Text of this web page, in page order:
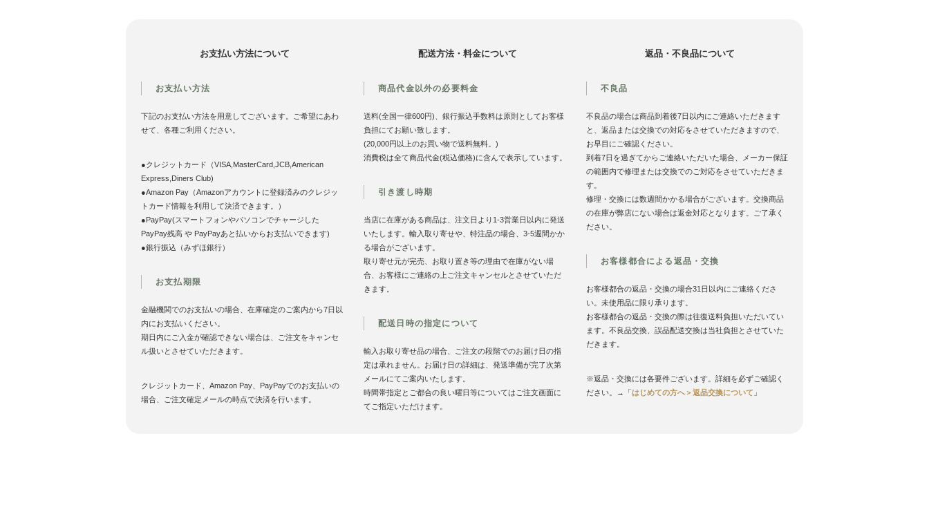
お支払い方法について
お支払い方法
下記のお支払い方法を用意してございます。ご希望にあわ
せて、各種ご利用ください。
●クレジットカード（VISA,MasterCard,JCB,American
Express,Diners Club)
●Amazon Pay（Amazonアカウントに登録済みのクレジッ
トカード情報を利用して決済できます。）
●PayPay(スマートフォンやパソコンでチャージした
PayPay残高 や PayPayあと払いからお支払いできます)
●銀行振込（みずほ銀行）
お支払期限
金融機関でのお支払いの場合、在庫確定のご案内から7日以
内にお支払いください。
期日内にご入金が確認できない場合は、ご注文をキャンセ
ル扱いとさせていただきます。
クレジットカード、Amazon Pay、PayPayでのお支払いの
場合、ご注文確定メールの時点で決済を行います。
配送方法・料金について
商品代金以外の必要料金
送料(全国一律600円)、銀行振込手数料は原則としてお客様
負担にてお願い致します。
(20,000円以上のお買い物で送料無料。)
消費税は全て商品代金(税込価格)に含んで表示しています。
引き渡し時期
当店に在庫がある商品は、注文日より1-3営業日以内に発送
いたします。輸入取り寄せや、特注品の場合、3-5週間かか
る場合がございます。
取り寄せ元が完売、お取り置き等の理由で在庫がない場
合、お客様にご連絡の上ご注文キャンセルとさせていただ
きます。
配送日時の指定について
輸入お取り寄せ品の場合、ご注文の段階でのお届け日の指
定は承れません。お届け日の詳細は、発送準備が完了次第
メールにてご案内いたします。
時間帯指定とご都合の良い曜日等についてはご注文画面に
てご指定いただけます。
返品・不良品について
不良品
不良品の場合は商品到着後7日以内にご連絡いただきます
と、返品または交換での対応をさせていただきますので、
お早目にご確認ください。
到着7日を過ぎてからご連絡いただいた場合、メーカー保証
の範囲内で修理または交換でのご対応をさせていただきま
す。
修理・交換には数週間かかる場合がございます。交換商品
の在庫が弊店にない場合は返金対応となります。ご了承く
ださい。
お客様都合による返品・交換
お客様都合の返品・交換の場合31日以内にご連絡くださ
い。未使用品に限り承ります。
お客様都合の返品・交換の際は往復送料負担いただいてい
ます。不良品交換、誤品配送交換は当社負担とさせていた
だきます。
※返品・交換には各要件ございます。詳細を必ずご確認く
ださい。→「はじめての方へ＞返品交換について 」